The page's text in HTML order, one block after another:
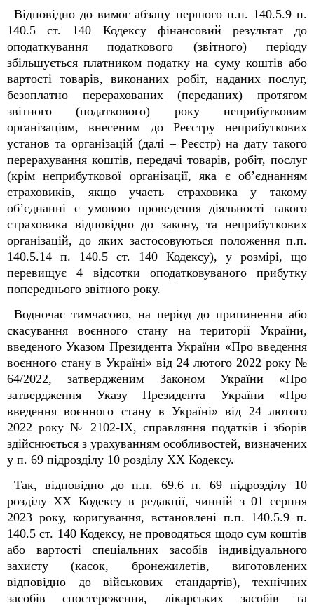
Відповідно до вимог абзацу першого п.п. 140.5.9 п.
140.5 ст. 140 Кодексу фінансовий результат до
оподаткування податкового (звітного) періоду
збільшується платником податку на суму коштів або
вартості товарів, виконаних робіт, наданих послуг,
безоплатно перерахованих (переданих) протягом
звітного (податкового) року неприбутковим
організаціям, внесеним до Реєстру неприбуткових
установ та організацій (далі – Реєстр) на дату такого
перерахування коштів, передачі товарів, робіт, послуг
(крім неприбуткової організації, яка є об’єднанням
страховиків, якщо участь страховика у такому
об’єднанні є умовою проведення діяльності такого
страховика відповідно до закону, та неприбуткових
організацій, до яких застосовуються положення п.п.
140.5.14 п. 140.5 ст. 140 Кодексу), у розмірі, що
перевищує 4 відсотки оподатковуваного прибутку
попереднього звітного року.
Водночас тимчасово, на період до припинення або
скасування воєнного стану на території України,
введеного Указом Президента України «Про введення
воєнного стану в Україні» від 24 лютого 2022 року №
64/2022, затвердженим Законом України «Про
затвердження Указу Президента України «Про
введення воєнного стану в Україні» від 24 лютого
2022 року № 2102-IX, справляння податків і зборів
здійснюється з урахуванням особливостей, визначених
у п. 69 підрозділу 10 розділу XX Кодексу.
Так, відповідно до п.п. 69.6 п. 69 підрозділу 10
розділу ХХ Кодексу в редакції, чинній з01 серпня
2023 року, коригування, встановлені п.п. 140.5.9 п.
140.5 ст. 140 Кодексу, не проводяться щодо сум коштів
або вартості спеціальних засобів індивідуального
захисту (касок, бронежилетів, виготовлених
відповідно до військових стандартів), технічних
засобів спостереження, лікарських засобів та